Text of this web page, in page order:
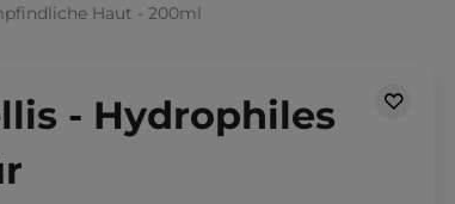
Haut - 200ml
- Hydrophiles